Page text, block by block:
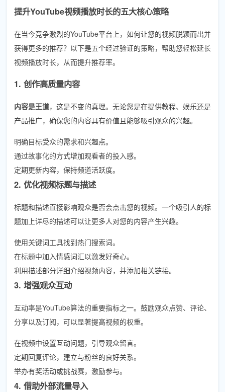
提升YouTube视频播放时长的五大核心策略
在当今竞争激烈的YouTube平台上，如何让您的视频脱颖而出并
获得更多的推荐？以下是五个经过验证的策略，帮助您轻松延长
视频播放时长，从而提升推荐率。
1. 创作高质量内容
内容是王道，这是不变的真理。无论您是在提供教程、娱乐还是
产品推广，确保您的内容具有价值且能够吸引观众的兴趣。
明确目标受众的需求和兴趣点。
通过故事化的方式增加观看者的投入感。
定期更新内容，保持频道活跃度。
2. 优化视频标题与描述
标题和描述直接影响观众是否会点击您的视频。一个吸引人的标
题加上详尽的描述可以让更多人对您的内容产生兴趣。
使用关键词工具找到热门搜索词。
在标题中加入情感词汇以激发好奇心。
利用描述部分详细介绍视频内容，并添加相关链接。
3. 增强观众互动
互动率是YouTube算法的重要指标之一。鼓励观众点赞、评论、
分享以及订阅，可以显著提高视频的权重。
在视频中设置互动问题，引导观众留言。
定期回复评论，建立与粉丝的良好关系。
举办有奖活动或挑战赛，激励参与。
4. 借助外部流量导入